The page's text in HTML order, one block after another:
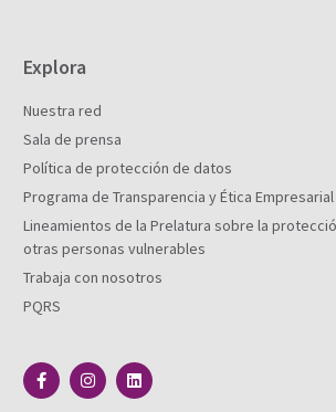
Explora
Nuestra red
Sala de prensa
Política de protección de datos
Programa de Transparencia y Ética Empresarial
Lineamientos de la Prelatura sobre la
otras personas vulnerables
Trabaja con nosotros
PQRS